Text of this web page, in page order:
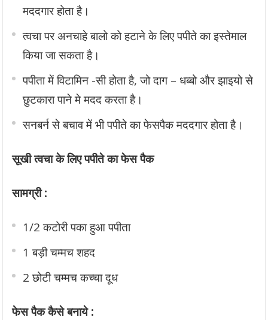
मददगार होता है।
त्वचा पर अनचाहे बालो को हटाने के लिए पपीते का इस्तेमाल
किया जा सकता है।
पपीता में विटामिन -सी होता है, जो दाग – धब्बो और झाइयो से
छुटकारा पाने मे मदद करता है।
सनबर्न से बचाव में भी पपीते का फेसपैक मददगार होता है।
सूखी त्वचा के लिए पपीते का फेस पैक
सामग्री :
1/2 कटोरी पका हुआ पपीता
1 बड़ी चम्मच शहद
2 छोटी चम्मच कच्चा दूध
फेस पैक कैसे बनाये :